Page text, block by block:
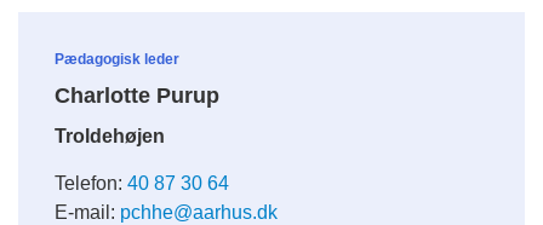
Pædagogisk leder
Charlotte Purup
Troldehøjen
Telefon: 40 87 30 64
E-mail: pchhe@aarhus.dk